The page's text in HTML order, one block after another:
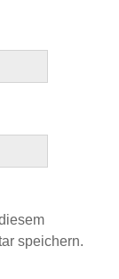
speichern.